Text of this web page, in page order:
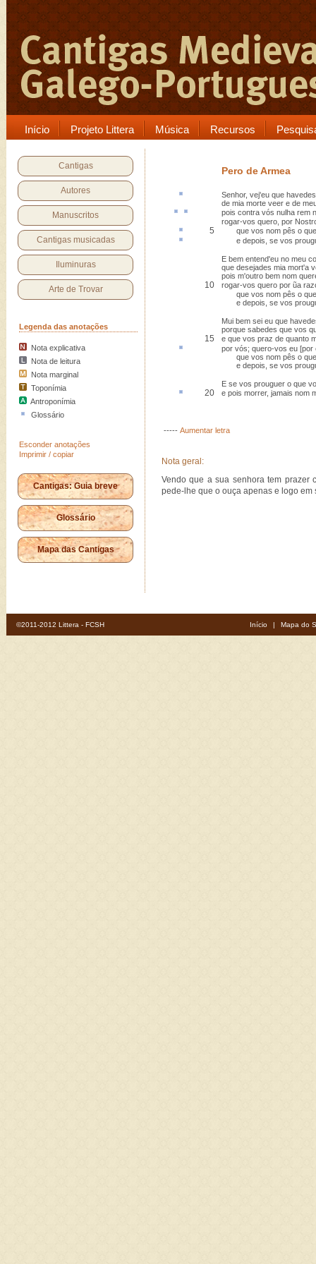
Início Projeto Littera Música Recursos
Cantigas
Autores
Manuscritos
Cantigas musicadas
Iluminuras
Arte de Trovar
Legenda das anotações
Nota explicativa
Nota de leitura
Nota marginal
Toponímia
Antroponímia
Glossário
Esconder anotações
Imprimir / copiar
Cantigas: Guia breve
Glossário
Mapa das Cantigas
Pero de Armea
Senhor, vej'eu que
de mia morte veer e de
pois contra vós nulha rem
rogar-vos quero, por
5 que vos nom pês o
e depois, se vos
E bem entend'eu no meu
que desejades mia mort'a
pois m'outro bem nom
10
rogar-vos quero por ũa
que vos nom pês o que
e depois, se vos
Mui bem sei eu que
porque sabedes que vos
15
e que vos praz de quanto
por vós; quero-vos eu [por
que vos nom pês o que
e depois, se vos
E se vos prouguer o que
20 e pois morrer, jamais nom
----- Aumentar letra
Nota geral:
Vendo que a sua senhora tem prazer
pede-lhe que o ouça apenas e logo em
©2011-2012 Littera - FCSH Início | Mapa do